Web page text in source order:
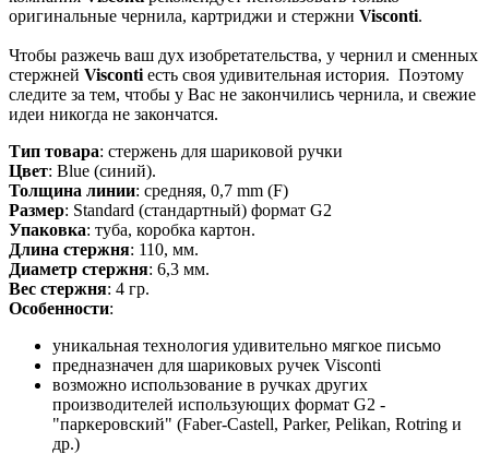
оригинальные чернила, картриджи и стержни Visconti.
Чтобы разжечь ваш дух изобретательства, у чернил и сменных
стержней Visconti есть своя удивительная история. Поэтому
следите за тем, чтобы у Вас не закончились чернила, и свежие
идеи никогда не закончатся.
Тип товара: стержень для шариковой ручки
Цвет: Blue (синий).
Толщина линии: средняя, 0,7 mm (F)
Размер: Standard (стандартный) формат G2
Упаковка: туба, коробка картон.
Длина стержня: 110, мм.
Диаметр стержня: 6,3 мм.
Вес стержня: 4 гр.
Особенности:
уникальная технология удивительно мягкое письмо
предназначен для шариковых ручек Visconti
возможно использование в ручках других
производителей иcпользующих формат G2 -
"паркеровский" (Faber-Castell, Parker, Pelikan, Rotring и
др.)